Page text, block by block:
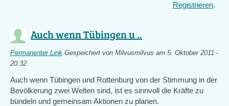
Registrieren.
Auch wenn Tübingen u ..
Permanenter Link Gespeichert von Milvusmilvus am 5. Oktober 2011 -
20:32
Auch wenn Tübingen und Rottenburg von der Stimmung in der
Bevölkerung zwei Welten sind, ist es sinnvoll die Kräfte zu
bündeln und gemeinsam Aktionen zu planen.